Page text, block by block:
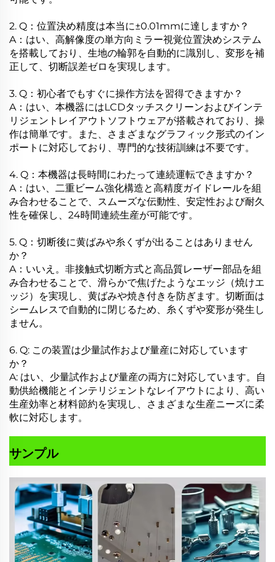
2. Q：位置決め精度は本当に±0.01mmに達しますか？
A：はい、高解像度の単方向ミラー視覚位置決めシステム
を搭載しており、生地の輪郭を自動的に識別し、変形を補
正して、切断誤差ゼロを実現します。
3. Q：初心者でもすぐに操作方法を習得できますか？
A：はい、本機器にはLCDタッチスクリーンおよびインテ
リジェントレイアウトソフトウェアが搭載されており、操
作は簡単です。また、さまざまなグラフィック形式のイン
ポートに対応しており、専門的な技術訓練は不要です。
4. Q：本機器は長時間にわたって連続運転できますか？
A：はい、二重ビーム強化構造と高精度ガイドレールを組
み合わせることで、スムーズな伝動性、安定性および耐久
性を確保し、24時間連続生産が可能です。
5. Q：切断後に黄ばみや糸くずが出ることはありません
か？
A：いいえ。非接触式切断方式と高品質レーザー部品を組
み合わせることで、滑らかで焦げたようなエッジ（焼けエ
ッジ）を実現し、黄ばみや焼き付きを防ぎます。切断面は
シームレスで自動的に閉じるため、糸くずや変形が発生し
ません。
6. Q: この装置は少量試作および量産に対応しています
か？
A: はい、少量試作および量産の両方に対応しています。自
動供給機能とインテリジェントなレイアウトにより、高い
生産効率と材料節約を実現し、さまざまな生産ニーズに柔
軟に対応します。
サンプル